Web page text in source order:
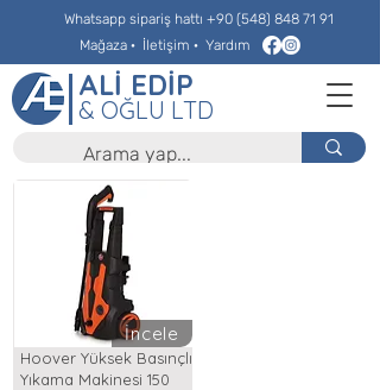
ALİ EDİP
& OĞLU LTD
Whatsapp sipariş hattı +90 (548) 848 71 91
Mağaza · İletişim · Yardım
İncele
Hoover Yüksek Basınçlı
Yıkama Makinesi 150